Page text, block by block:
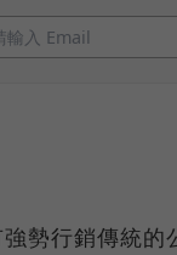
勢行銷傳統